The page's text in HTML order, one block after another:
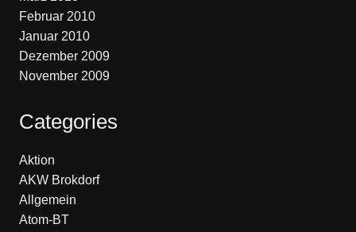
Februar 2010
Januar 2010
Dezember 2009
November 2009
Categories
Aktion
AKW Brokdorf
Allgemein
Atom-BT